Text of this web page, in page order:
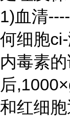
1)血清
何细胞
内毒素
后
和红细胞